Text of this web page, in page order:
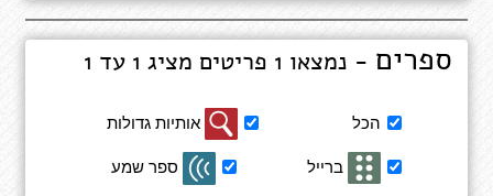
ספרים - נמצאו 1 פריטים מציג 1 עד 1
תוצאות
הכל
אותיות גדולות
ברייל
ספר שמע